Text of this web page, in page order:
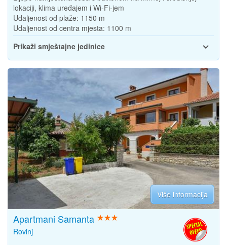
lokaciji, klima uređajem i Wi-Fi-jem
Udaljenost od plaže: 1150 m
Udaljenost od centra mjesta: 1100 m
Prikaži smještajne jedinice
Više informacija
Apartmani Samanta
Rovinj